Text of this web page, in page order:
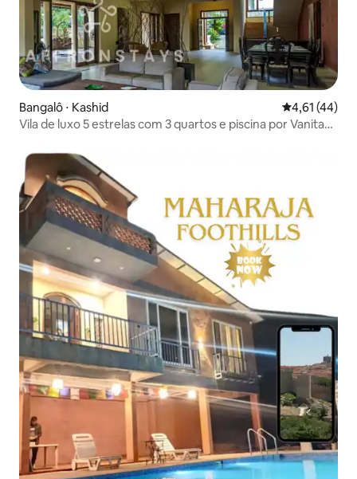
Bangalô ⋅ Kashid 4,61 de uma
4,61 (44)
Vila de luxo 5 estrelas com 3 quartos e piscina por Vanita